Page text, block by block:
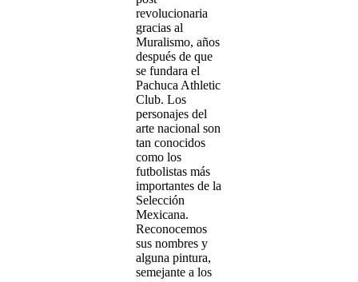
revolucionaria
gracias al
Muralismo, años
después de que
se fundara el
Pachuca Athletic
Club. Los
personajes del
arte nacional son
tan conocidos
como los
futbolistas más
importantes de la
Selección
Mexicana.
Reconocemos
sus nombres y
alguna pintura,
semejante a los